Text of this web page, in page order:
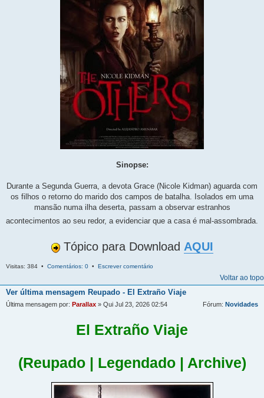
Sinopse:
Durante a Segunda Guerra, a devota Grace (Nicole Kidman) aguarda com
os filhos o retorno do marido dos campos de batalha. Isolados em uma
mansão numa ilha deserta, passam a observar estranhos
acontecimentos ao seu redor, a evidenciar que a casa é mal-assombrada.
Tópico para Download AQUI
Visitas: 384 • Comentários: 0 • Escrever comentário
Voltar ao topo
Ver última mensagem Reupado - El Extraño Viaje
Última mensagem por: Parallax » Qui Jul 23, 2026 02:54 Fórum: Novidades
El Extraño Viaje
(Reupado | Legendado | Archive)